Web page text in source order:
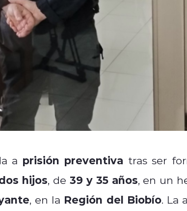
a prisión preventiva tras ser
hijos, de 39 y 35 años, en un
, en la Región del Biobío. La